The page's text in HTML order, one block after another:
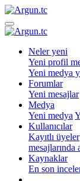
Neler yeni
Yeni profil
Yeni medya
Forumlar
Yeni mesajlar
Medya
Yeni medya
Kullanıcılar
Kayıtlı üyeler
mesajlarında
Kaynaklar
En son